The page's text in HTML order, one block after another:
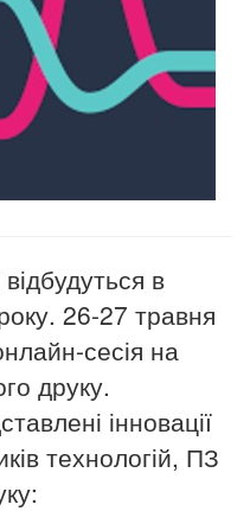
в
26-27 травня
сесія на
друку.
інновації
технологій, ПЗ